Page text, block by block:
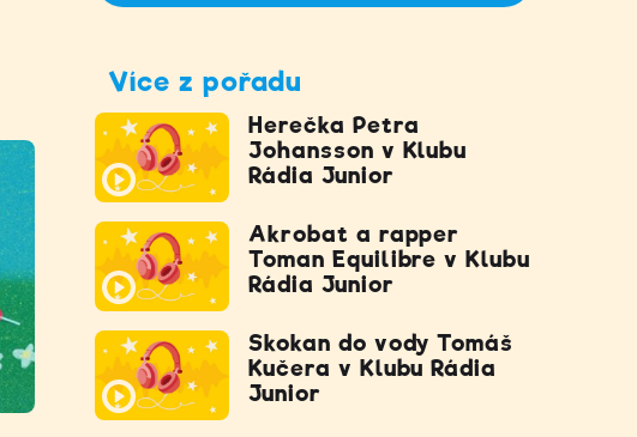
Více z pořadu
Herečka Petra
Johansson v Klubu
Rádia Junior
Akrobat a rapper
Toman Equilibre v Klubu
Rádia Junior
Skokan do vody Tomáš
Kučera v Klubu Rádia
Junior